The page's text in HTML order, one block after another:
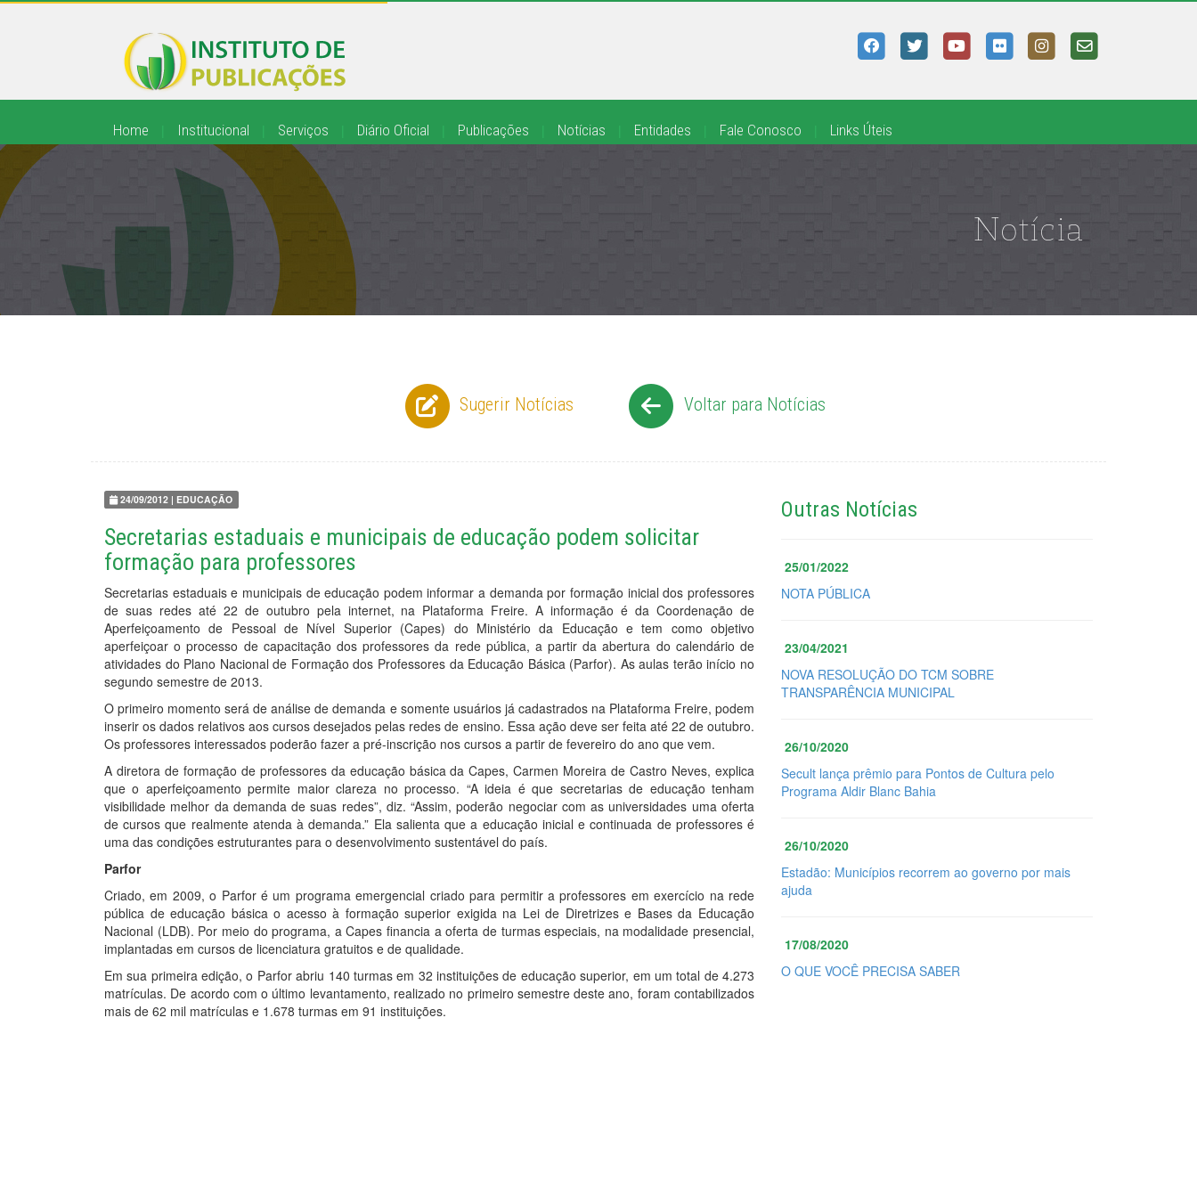
Home Institucional Serviços Diário Oficial Publicações Notícias Entidades Fale Conosco Links Úteis
Notícia
Sugerir Notícias Voltar para Notícias
24/09/2012 | EDUCAÇÃO
Secretarias estaduais e municipais de educação podem solicitar
formação para professores
Secretarias estaduais e municipais de educação podem informar a demanda por formação inicial dos professores
de suas redes até 22 de outubro pela internet, na Plataforma Freire. A informação é da Coordenação de
Aperfeiçoamento de Pessoal de Nível Superior (Capes) do Ministério da Educação e tem como objetivo
aperfeiçoar o processo de capacitação dos professores da rede pública, a partir da abertura do calendário de
atividades do Plano Nacional de Formação dos Professores da Educação Básica (Parfor). As aulas terão início no
segundo semestre de 2013.
O primeiro momento será de análise de demanda e somente usuários já cadastrados na Plataforma Freire, podem
inserir os dados relativos aos cursos desejados pelas redes de ensino. Essa ação deve ser feita até 22 de outubro.
Os professores interessados poderão fazer a pré-inscrição nos cursos a partir de fevereiro do ano que vem.
A diretora de formação de professores da educação básica da Capes, Carmen Moreira de Castro Neves, explica
que o aperfeiçoamento permite maior clareza no processo. “A ideia é que secretarias de educação tenham
visibilidade melhor da demanda de suas redes”, diz. “Assim, poderão negociar com as universidades uma oferta
de cursos que realmente atenda à demanda.” Ela salienta que a educação inicial e continuada de professores é
uma das condições estruturantes para o desenvolvimento sustentável do país.
Parfor
Criado, em 2009, o Parfor é um programa emergencial criado para permitir a professores em exercício na rede
pública de educação básica o acesso à formação superior exigida na Lei de Diretrizes e Bases da Educação
Nacional (LDB). Por meio do programa, a Capes financia a oferta de turmas especiais, na modalidade presencial,
implantadas em cursos de licenciatura gratuitos e de qualidade.
Em sua primeira edição, o Parfor abriu 140 turmas em 32 instituições de educação superior, em um total de 4.273
matrículas. De acordo com o último levantamento, realizado no primeiro semestre deste ano, foram contabilizados
mais de 62 mil matrículas e 1.678 turmas em 91 instituições.
Outras Notícias
25/01/2022
NOTA PÚBLICA
23/04/2021
NOVA RESOLUÇÃO DO TCM SOBRE
TRANSPARÊNCIA MUNICIPAL
26/10/2020
Secult lança prêmio para Pontos de Cultura pelo
Programa Aldir Blanc Bahia
26/10/2020
Estadão: Municípios recorrem ao governo por mais
ajuda
17/08/2020
O QUE VOCÊ PRECISA SABER